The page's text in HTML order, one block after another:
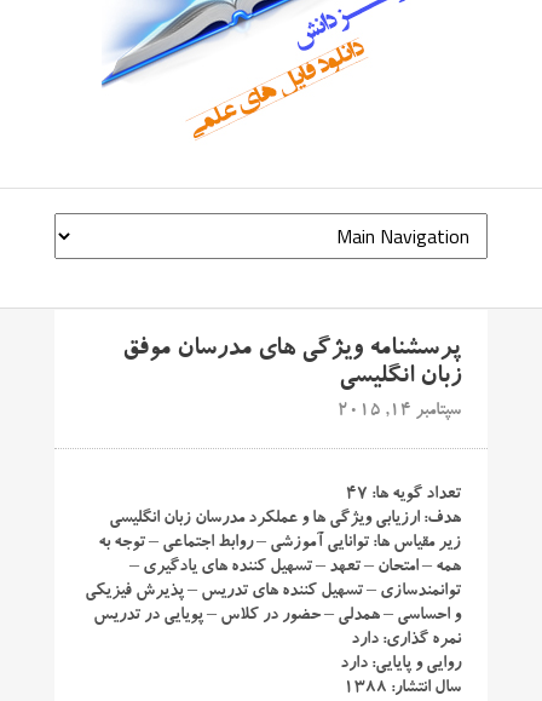
پرسشنامه ویژگی های مدرسان موفق
زبان انگلیسی
سپتامبر 14, 2015
تعداد گویه ها: ۴۷
هدف: ارزیابی ویژگی ها و عملکرد مدرسان زبان انگلیسی
زیر مقیاس ها: توانایی آموزشی – روابط اجتماعی – توجه به
همه – امتحان – تعهد – تسهیل کننده های یادگیری –
توانمندسازی – تسهیل کننده های تدریس – پذیرش فیزیکی
و احساسی – همدلی – حضور در کلاس – پویایی در تدریس
نمره گذاری: دارد
روایی و پایایی: دارد
سال انتشار: ۱۳۸۸